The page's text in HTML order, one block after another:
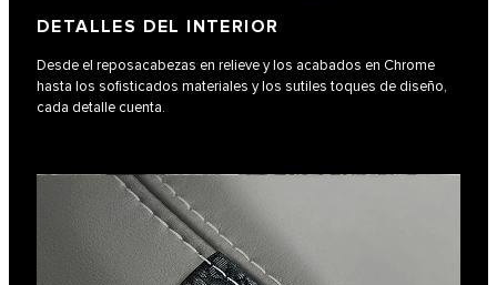
DETALLES DEL INTERIOR
Desde el reposacabezas en relieve y los acabados en Chrome
hasta los sofisticados materiales y los sutiles toques de diseño,
cada detalle cuenta.